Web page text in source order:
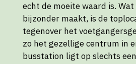
echt de moeite waard is.
bijzonder maakt, is de
tegenover het
zo het gezellige centrum in
busstation ligt op slechts